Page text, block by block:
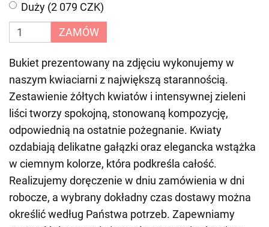
Duży (2 079 CZK)
ZAMÓW
Bukiet prezentowany na zdjęciu wykonujemy w
naszym kwiaciarni z największą starannością.
Zestawienie żółtych kwiatów i intensywnej zieleni
liści tworzy spokojną, stonowaną kompozycję,
odpowiednią na ostatnie pożegnanie. Kwiaty
ozdabiają delikatne gałązki oraz elegancka wstążka
w ciemnym kolorze, która podkreśla całość.
Realizujemy doręczenie w dniu zamówienia w dni
robocze, a wybrany dokładny czas dostawy można
określić według Państwa potrzeb. Zapewniamy